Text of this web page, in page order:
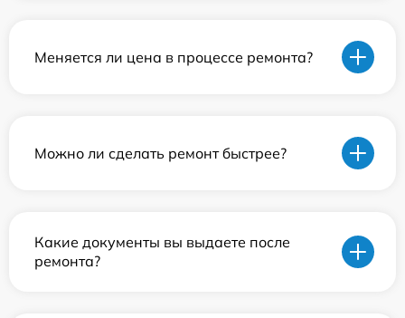
Меняется ли цена в процессе ремонта?
Можно ли сделать ремонт быстрее?
Какие документы вы выдаете после
ремонта?